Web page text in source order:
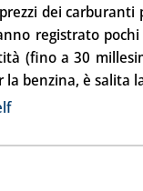
prezzi dei carburanti
registrato
(fino a 30
la benzina, è salita